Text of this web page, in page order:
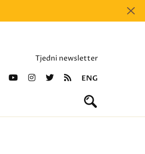
Tjedni newsletter
ENG